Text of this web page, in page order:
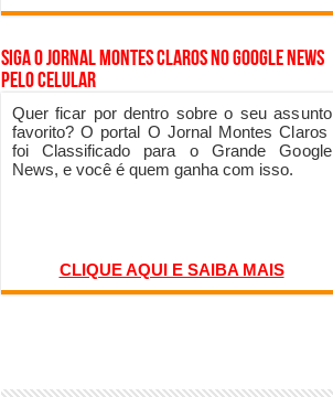
Siga o Jornal Montes Claros no Google News
pelo Celular
Quer ficar por dentro sobre o seu assunto
favorito? O portal O Jornal Montes Claros
foi Classificado para o Grande Google
News, e você é quem ganha com isso.
CLIQUE AQUI E SAIBA MAIS